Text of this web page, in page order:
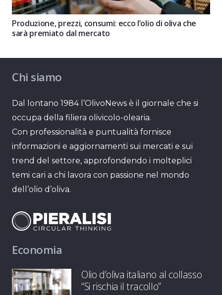
Produzione, prezzi, consumi: ecco l’olio di oliva che
sarà premiato dal mercato
Chi siamo
Dal lontano 1984 l’OlivoNews è il giornale che si
occupa della filiera olivicolo-olearia.
Con professionalità e puntualità fornisce
informazioni e aggiornamenti sui mercati e sui
trend del settore, approfondendo i molteplici
temi cari a chi lavora con passione nel mondo
dell’olio d’oliva.
Economia
Olio d’oliva italiano al collasso
“Si rischia il tracollo”